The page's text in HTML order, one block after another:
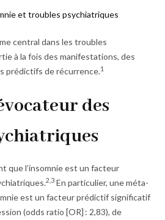
et troubles psychiatriques
central dans les troubles
à la fois des manifestations, des
prédictifs de récurrence.1
des
que l’insomnie est un facteur
2,3 En particulier, une méta-
est un facteur prédictif significatif
(odds ratio [OR] : 2,83), de